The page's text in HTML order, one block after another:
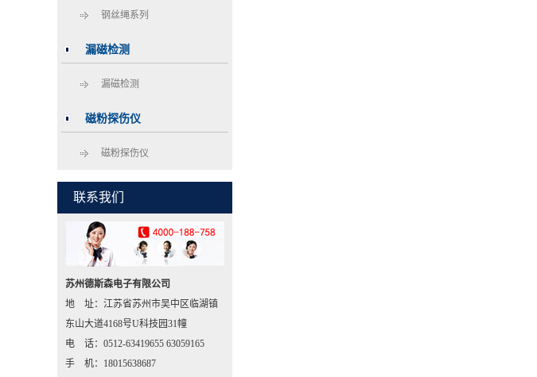
钢丝绳系列
漏磁检测
漏磁检测
磁粉探伤仪
磁粉探伤仪
联系我们
苏州德斯森电子有限公司
地 址：江苏省苏州市吴中区临湖镇
东山大道4168号U科技园31幢
电 话：0512-63419655 63059165
手 机：18015638687